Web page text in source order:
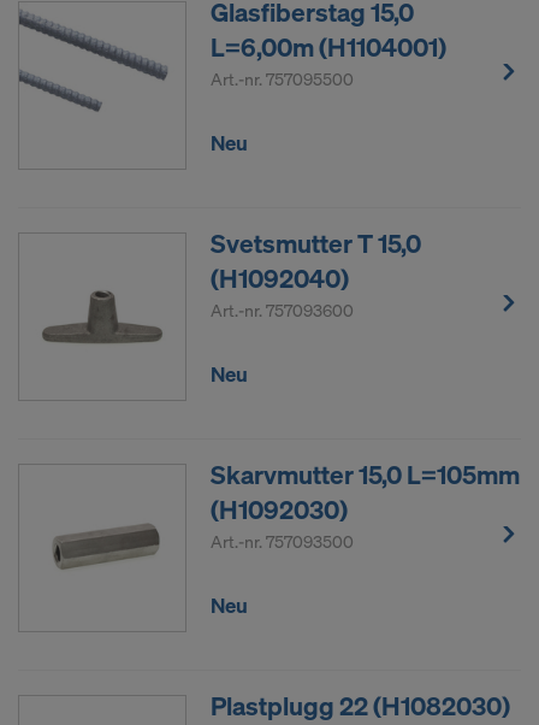
Glasfiberstag 15,0
L=6,00m (H1104001)
Art.-nr. 757095500
Neu
Svetsmutter T 15,0
(H1092040)
Art.-nr. 757093600
Neu
Skarvmutter 15,0 L=105mm
(H1092030)
Art.-nr. 757093500
Neu
Plastplugg 22 (H1082030)